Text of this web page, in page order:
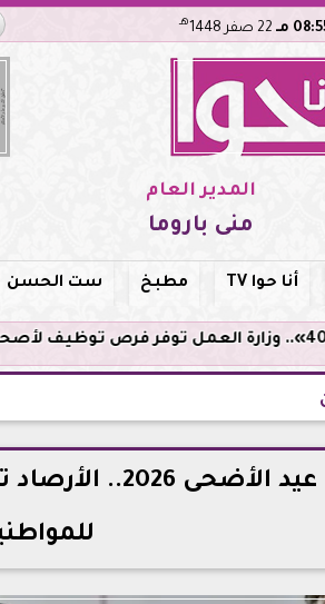
مـ هـ
المدير العام
منى باروما
أنا حوا TV مطبخ ست الحسن
أجواء مفاجئة